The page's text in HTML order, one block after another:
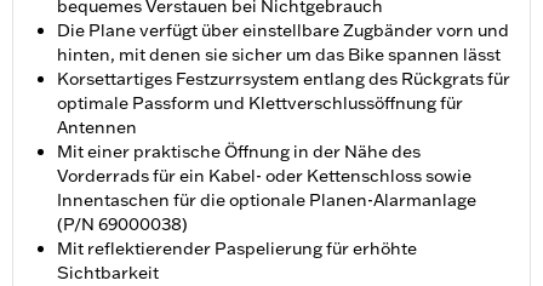
bequemes Verstauen bei Nichtgebrauch
Die Plane verfügt über einstellbare Zugbänder vorn und
hinten, mit denen sie sicher um das Bike spannen lässt
Korsettartiges Festzurrsystem entlang des Rückgrats für
optimale Passform und Klettverschlussöffnung für
Antennen
Mit einer praktische Öffnung in der Nähe des
Vorderrads für ein Kabel- oder Kettenschloss sowie
Innentaschen für die optionale Planen-Alarmanlage
(P/N 69000038)
Mit reflektierender Paspelierung für erhöhte
Sichtbarkeit